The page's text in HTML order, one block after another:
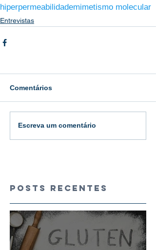
hiperpermeabilidademimetismo molecular
Entrevistas
Comentários
Escreva um comentário
Posts Recentes